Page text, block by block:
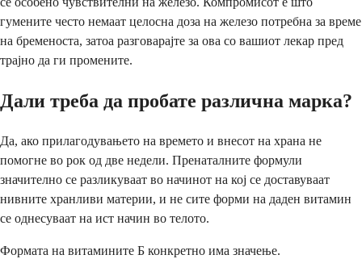
гумените често немаат целосна доза на железо потребна за време
на бременоста, затоа разговарајте за ова со вашиот лекар пред
трајно да ги промените.
Дали треба да пробате различна марка?
Да, ако прилагодувањето на времето и внесот на храна не
помогне во рок од две недели. Пренаталните формули
значително се разликуваат во начинот на кој се доставуваат
нивните хранливи материи, и не сите форми на даден витамин
се однесуваат на ист начин во телото.
Формата на витамините Б конкретно има значење.